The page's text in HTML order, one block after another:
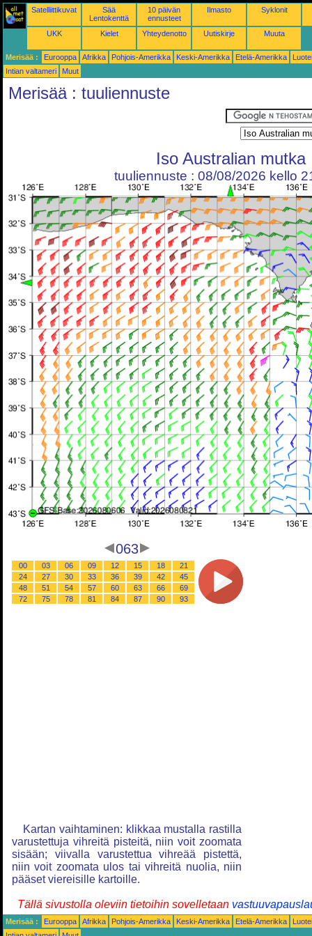
Satelliittikuvat
Sää
Lentokenttä
10 päivän
ennusteet
Ilmasto Syklonit
UKK Kielet Yhteydenotto Uutiskirje Muuta
Merisää : Eurooppa Afrikka Pohjois-Amerikka Keski-Amerikka Etelä-Amerikka
Intian valtameri
Muut
Merisää : tuuliennuste
Iso Australian mutka
tuuliennuste : 08/08/2026 kello
063
00 03 06 09 12 15 18
21
24
27 30 33 36 39 42
45
48
51 54 57 60 63 66
69
72
75 78 81 84 87 90 93
Kartan vaihtaminen: klikkaa mustalla rastilla
varustettuja vihreitä pisteitä, niin voit zoomata
sisään; viivalla varustettua vihreää pistettä,
niin voit zoomata ulos tai vihreitä nuolia, niin
pääset viereisille kartoille.
Tällä sivustolla oleviin tietoihin sovelletaan
Merisää : Eurooppa Afrikka Pohjois-Amerikka Keski-Amerikka Etelä-Amerikka